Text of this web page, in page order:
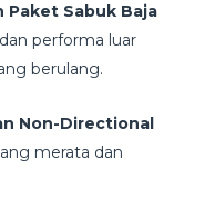
Paket Sabuk Baja
performa luar
berulang.
Non-Directional
merata dan